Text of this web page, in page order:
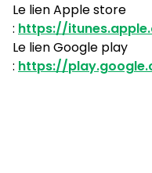
Le lien Apple store
: https://
Le lien Google play
: https://